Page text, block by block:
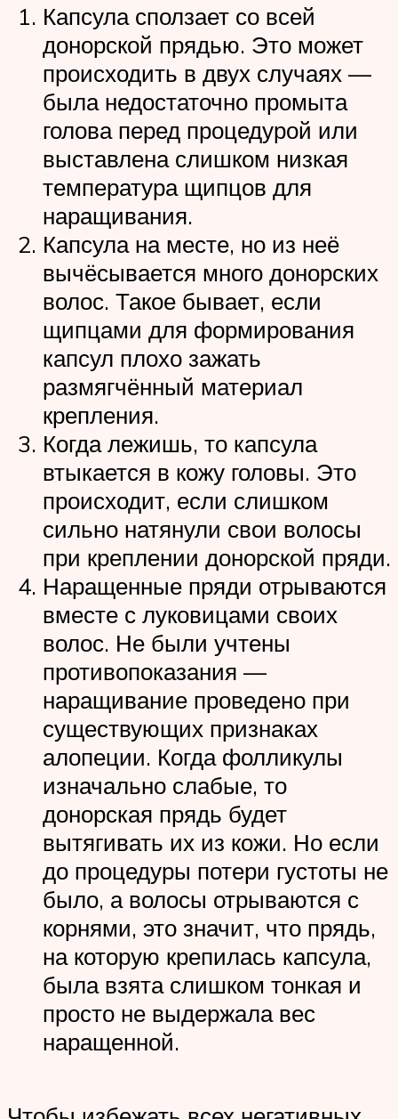
Капсула сползает со всей
донорской прядью. Это может
происходить в двух случаях —
была недостаточно промыта
голова перед процедурой или
выставлена слишком низкая
температура щипцов для
наращивания.
Капсула на месте, но из неё
вычёсывается много донорских
волос. Такое бывает, если
щипцами для формирования
капсул плохо зажать
размягчённый материал
крепления.
Когда лежишь, то капсула
втыкается в кожу головы. Это
происходит, если слишком
сильно натянули свои волосы
при креплении донорской пряди.
Наращенные пряди отрываются
вместе с луковицами своих
волос. Не были учтены
противопоказания —
наращивание проведено при
существующих признаках
алопеции. Когда фолликулы
изначально слабые, то
донорская прядь будет
вытягивать их из кожи. Но если
до процедуры потери густоты не
было, а волосы отрываются с
корнями, это значит, что прядь,
на которую крепилась капсула,
была взята слишком тонкая и
просто не выдержала вес
наращенной.